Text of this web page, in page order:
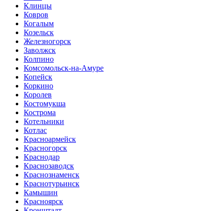
Клинцы
Ковров
Когалым
Козельск
Железногорск
Заволжск
Колпино
Комсомольск-на-Амуре
Копейск
Коркино
Королев
Костомукша
Кострома
Котельники
Котлас
Красноармейск
Красногорск
Краснодар
Краснозаводск
Краснознаменск
Краснотурьинск
Камышин
Красноярск